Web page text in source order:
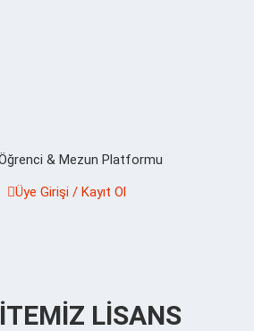
& Mezun Platformu
Üye Girişi / Kayıt Ol
LİSANS